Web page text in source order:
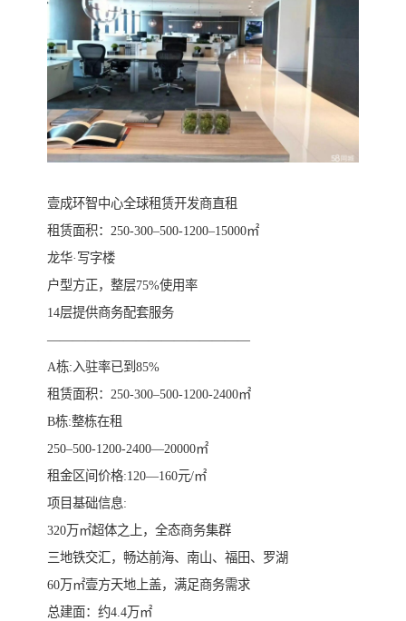
壹成环智中心全球租赁开发商直租
租赁面积：250-300–500-1200–15000㎡
龙华·写字楼
户型方正，整层75%使用率
14层提供商务配套服务
————————————————
A栋:入驻率已到85%
租赁面积：250-300–500-1200-2400㎡
B栋:整栋在租
250–500-1200-2400—20000㎡
租金区间价格:120—160元/㎡
项目基础信息:
320万㎡超体之上，全态商务集群
三地铁交汇，畅达前海、南山、福田、罗湖
60万㎡壹方天地上盖，满足商务需求
总建面：约4.4万㎡